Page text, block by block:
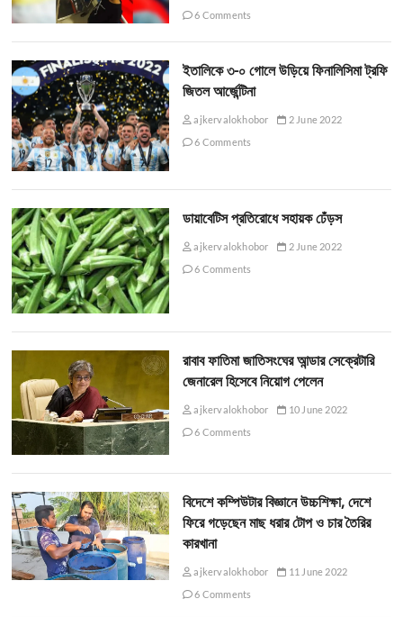
6 Comments
ইতালিকে ৩-০ গোলে উড়িয়ে ফিনালিসিমা ট্রফি
জিতল আর্জেন্টিনা
ajkervalokhobor
2 June 2022
6 Comments
ডায়াবেটিস প্রতিরোধে সহায়ক ঢেঁড়স
ajkervalokhobor
2 June 2022
6 Comments
রাবাব ফাতিমা জাতিসংঘের আন্ডার সেক্রেটারি
জেনারেল হিসেবে নিয়োগ পেলেন
ajkervalokhobor
10 June 2022
6 Comments
বিদেশে কম্পিউটার বিজ্ঞানে উচ্চশিক্ষা, দেশে
ফিরে গড়েছেন মাছ ধরার টোপ ও চার তৈরির
কারখানা
ajkervalokhobor
11 June 2022
6 Comments